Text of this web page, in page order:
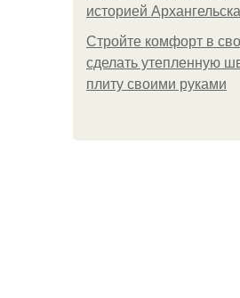
историей Архангельска
Стройте комфорт в
сделать утепленную
плиту своими руками